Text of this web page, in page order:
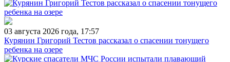
03 августа 2026 года, 17:57
Курянин Григорий Тестов рассказал о спасении тонущего
ребенка на озере